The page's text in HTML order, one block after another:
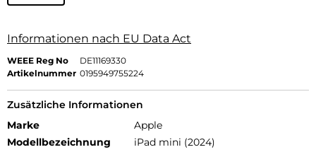
Informationen nach EU Data Act
WEEE Reg No
DE11169330
Artikelnummer 0195949755224
Zusätzliche Informationen
Marke
Apple
Modellbezeichnung
iPad mini (2024)